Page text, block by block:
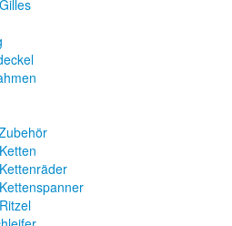
Gilles
Ketten
Kettenräder
Kettenspanner
Ritzel